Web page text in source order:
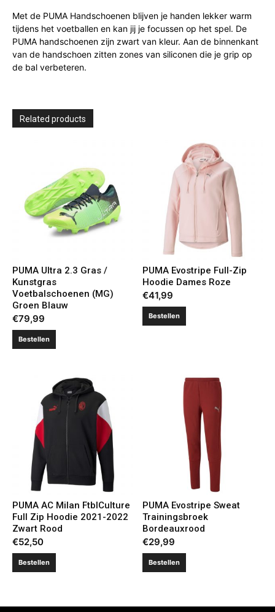
Met de PUMA Handschoenen blijven je handen lekker warm
tijdens het voetballen en kan jij je focussen op het spel. De
PUMA handschoenen zijn zwart van kleur. Aan de binnenkant
van de handschoen zitten zones van siliconen die je grip op
de bal verbeteren.
Related products
PUMA Ultra 2.3 Gras /
Kunstgras
Voetbalschoenen (MG)
Groen Blauw
€79,99
Bestellen
PUMA Evostripe Full-Zip
Hoodie Dames Roze
€41,99
Bestellen
PUMA AC Milan FtblCulture
Full Zip Hoodie 2021-2022
Zwart Rood
€52,50
Bestellen
PUMA Evostripe Sweat
Trainingsbroek
Bordeauxrood
€29,99
Bestellen